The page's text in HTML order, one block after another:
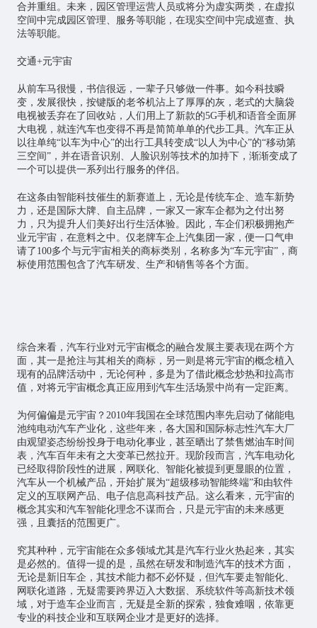
合并重组。未来，园区管理运营人员或将分为虚实两类，在虚拟
空间中完成园区管理、服务等职能，在现实空间中完成巡查、执
法等职能。
交通+元宇宙
从前车马很慢，书信很远，一辈子只够做一件事。如今科技瞬
变，发展很快，按键版的老爷机沾上了厚厚的灰，老式的大脑袋
电视被丢弃在了回收站，人们用上了新款的5G手机和语音全面屏
大电视，就连汽车也变得不再是简简单单的代步工具。汽车正从
以往单纯“以车为中心”的出行工具转变成“以人为中心”的“移动第
三空间”，并在语音识别、人脸识别等技术的加持下，渐渐变成了
一个可以提供一系列出行服务的伴侣。
在这条由智能科技催生的新赛道上，无论是传统车企、造车新势
力，还是国际大牌、自主品牌，一家又一家车企都为之付出努
力，只为提升人们美好出行生活体验。因此，车企们积极拥抱产
业元宇宙，在意料之中。仅老牌车企上汽集团一家，便一口气申
请了100多个与元宇宙相关的商标类别，名称多为“车元宇宙”，商
标使用范围包含了汽车研发、生产和销售等各个方面。
综合来看，汽车行业对元宇宙概念的融合发展主要表现在两个方
面，其一是抢注与其相关的商标，另一则是将元宇宙的概念植入
现有的品牌活动中，无论何种，多是为了借此概念炒热和拉高市
值，对将元宇宙概念真正应用到汽车生活场景中尚有一定距离。
为何偏偏是元宇宙？2010年我国在全球范围内率先启动了储能电
池纯电动汽车产业化，这些年来，各大国和国际标志性汽车大厂
由观望姿态纷纷投身于电动化事业，甚至晒出了禁售燃油车时间
表，汽车百年未有之大变革已然拉开。现阶段而言，汽车电动化
已经取得阶段性的进展，网联化、智能化被提到更显眼的位置，
汽车从一个机械产品，开始扩展为“超级移动智能终端”和由软件
定义的互联网产品、电子信息高科技产品。这么看来，元宇宙的
概念其实和汽车智能化理念不谋而合，只是元宇宙的未来感更
强，且囊括的范围更广。
究其种种，元宇宙能在众多领域尤其是汽车行业火热起来，其实
是必然的。值得一提的是，虽然在研发和制造汽车的技术方面，
无论是新旧车企，其技术能力都不必怀疑，但汽车要走智能化、
网联化道路，无疑需要跨界迈入大数据、系统软件等高新技术领
域，对于造车企业而言，无疑是全新的探索，独食难咽，依靠更
专业的科技企业和互联网企业才是更好的选择。